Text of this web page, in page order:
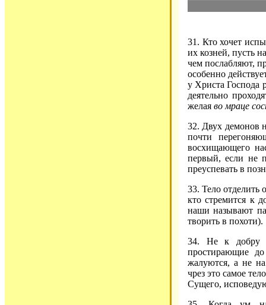
31. Кто хочет
их козней, пусть
чем послабляют,
особенно
у Христа Господа
деятельно
желая во мраце
32. Двух демонов
почти
восхищающего
первый, если не
преуспевать в
33. Тело отделить
кто стремится к
наши называют
творить в похоти).
34. Не к добру
простирающие
жалуются, а не на
чрез это самое
Сущего,